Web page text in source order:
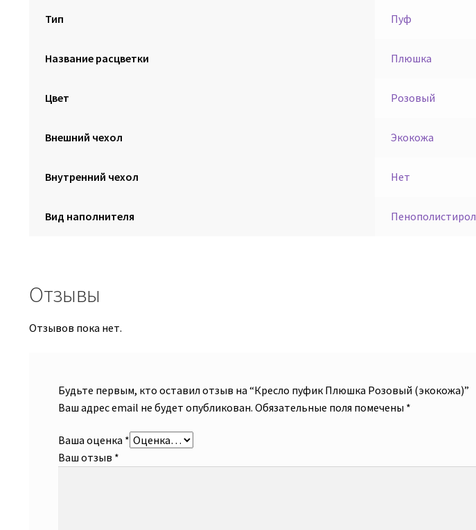
Тип Пуф
Название расцветки Плюшка
Цвет Розовый
Внешний чехол Экокожа
Внутренний чехол Нет
Вид наполнителя Пенополистирол
Отзывы
Отзывов пока нет.
Будьте первым, кто оставил отзыв на “Кресло пуфик Плюшка Розовый (экокожа)”
Ваш адрес email не будет опубликован. Обязательные поля помечены *
Ваша оценка *
Ваш отзыв *